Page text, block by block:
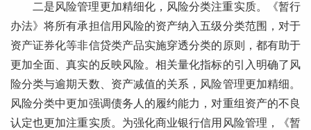
二是风险管理更加精细化，风险分类注重实质。《暂行
办法》将所有承担信用风险的资产纳入五级分类范围，对于
资产证券化等非信贷类产品实施穿透分类的原则，都有助于
更加全面、真实的反映风险。相关量化指标的引入明确了风
险分类与逾期天数、资产减值的关系，风险管理更加精细。
风险分类中更加强调债务人的履约能力，对重组资产的不良
认定也更加注重实质。为强化商业银行信用风险管理，《暂